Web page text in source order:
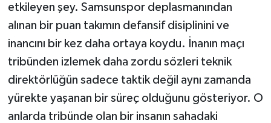
etkileyen şey. Samsunspor deplasmanından
alınan bir puan takımın defansif disiplinini ve
inancını bir kez daha ortaya koydu. İnanın maçı
tribünden izlemek daha zordu sözleri teknik
direktörlüğün sadece taktik değil aynı zamanda
yürekte yaşanan bir süreç olduğunu gösteriyor. O
anlarda tribünde olan bir insanın sahadaki